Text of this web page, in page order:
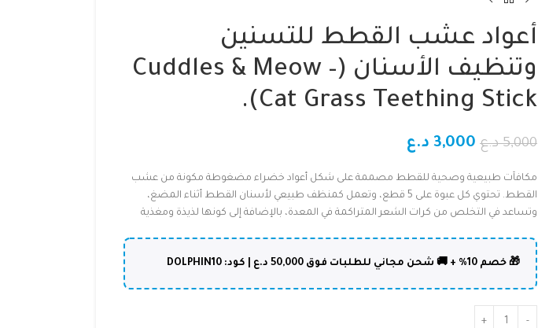
أعواد عشب القطط للتسنين
وتنظيف الأسنان (Cuddles & Meow –
Cat Grass Teething Stick).
5,000 د.ع 3,000 د.ع
مكافآت طبيعية وصحية للقطط مصممة على شكل أعواد خضراء مضغوطة مكونة من عشب
القطط. تحتوي كل عبوة على 5 قطع، وتعمل كمنظف طبيعي لأسنان القطط أثناء المضغ،
وتساعد في التخلص من كرات الشعر المتراكمة في المعدة، بالإضافة إلى كونها لذيذة ومغذية
🎁 خصم 10% + 🚚 شحن مجاني للطلبات فوق 50,000 د.ع | كود: DOLPHIN10